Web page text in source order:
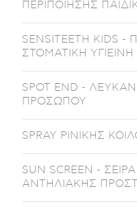
ΠΕΡΙΠΟΙΗΣΗΣ
SENSITEETH KIDS -
ΣΤΟΜΑΤΙΚΗ ΥΓΙΕΙΝΗ
SPOT END -
ΠΡΟΣΩΠΟΥ
SPRAY ΡΙΝΙΚΗΣ
SUN SCREEN - ΣΕΙΡΑ
ΑΝΤΗΛΙΑΚΗΣ